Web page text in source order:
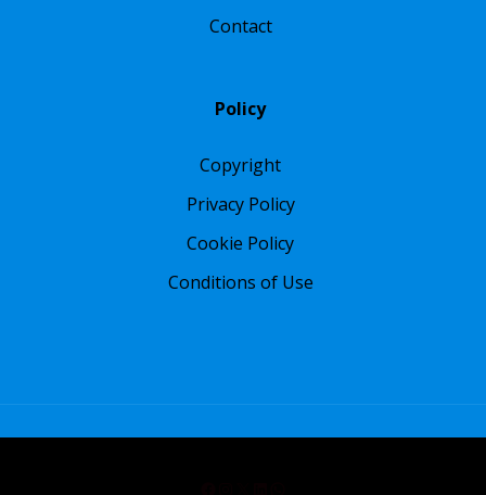
Contact
Policy
Copyright
Privacy Policy
Cookie Policy
Conditions of Use